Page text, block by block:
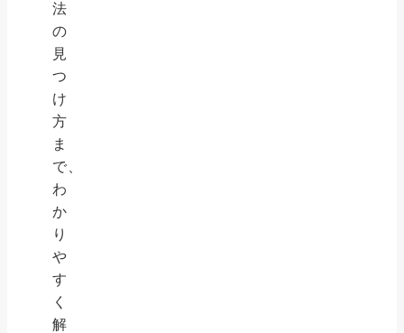
法
の
見
つ
け
方
ま
で、
わ
か
り
や
す
く
解